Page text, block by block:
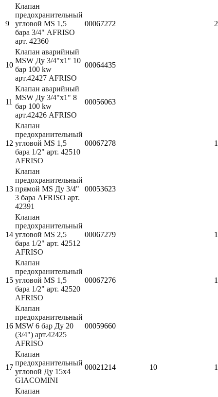
9
Клапан
предохранительный
угловой MS 1,5
бара 3/4" AFRISO
арт. 42360
00067272
10
Клапан аварийный
MSW Ду 3/4"х1" 10
бар 100 kw
арт.42427 AFRISO
00064435
11
Клапан аварийный
MSW Ду 3/4"х1" 8
бар 100 kw
арт.42426 AFRISO
00056063
12
Клапан
предохранительный
угловой MS 1,5
бара 1/2" арт. 42510
AFRISO
00067278
13
Клапан
предохранительный
прямой MS Ду 3/4"
3 бара AFRISO арт.
42391
00053623
14
Клапан
предохранительный
угловой MS 2,5
бара 1/2" арт. 42512
AFRISO
00067279
15
Клапан
предохранительный
угловой MS 1,5
бара 1/2" арт. 42520
AFRISO
00067276
16
Клапан
предохранительный
MSW 6 бар Ду 20
(3/4") арт.42425
AFRISO
00059660
17
Клапан
предохранительный
угловой Ду 15х4
GIACOMINI
00021214 10
Клапан